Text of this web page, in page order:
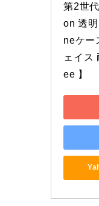
第2世
on 透
neケー
ェイス
ee 】